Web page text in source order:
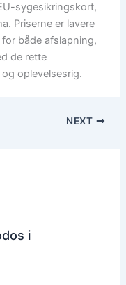
sygesikringskort,
Priserne er lavere
både afslapning,
de rette
oplevelsesrig.
NEXT
i